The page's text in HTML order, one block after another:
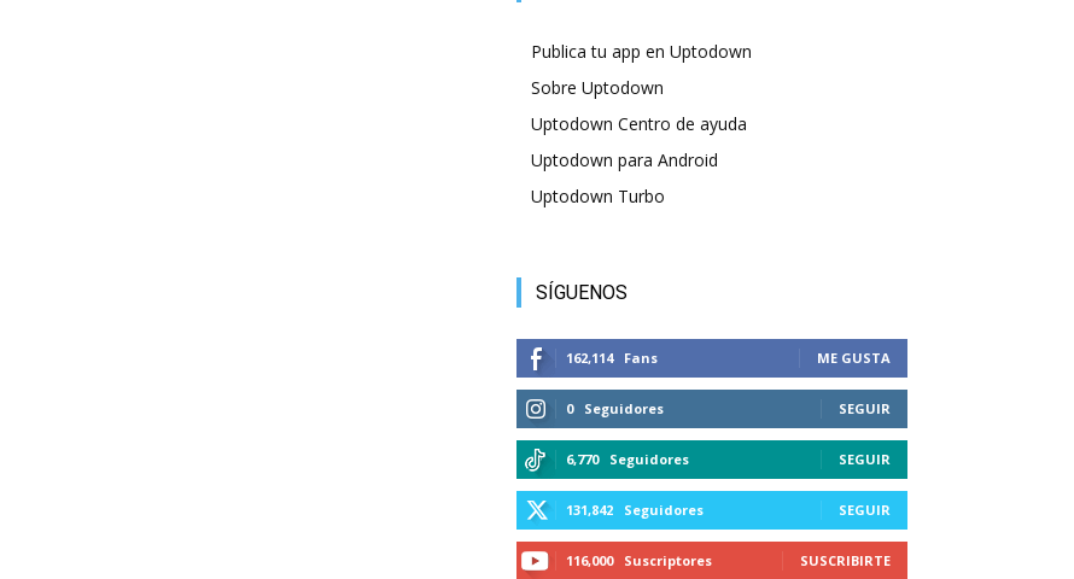
Publica tu app en Uptodown
Sobre Uptodown
Uptodown Centro de ayuda
Uptodown para Android
Uptodown Turbo
SÍGUENOS
162,114 Fans ME GUSTA
0 Seguidores SEGUIR
6,770 Seguidores SEGUIR
131,842 Seguidores SEGUIR
116,000 Suscriptores SUSCRIBIRTE